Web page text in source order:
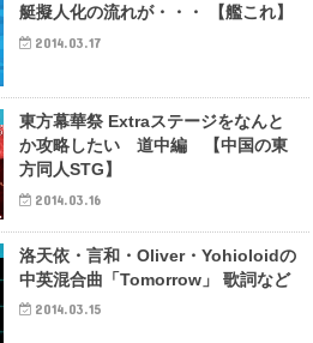
艇擬人化の流れが・・・ 【艦これ】
2014.03.17
東方幕華祭 Extraステージをなんと
か攻略したい 道中編 【中国の東
方同人STG】
2014.03.16
洛天依・言和・Oliver・Yohioloidの
中英混合曲「Tomorrow」 歌詞など
2014.03.15